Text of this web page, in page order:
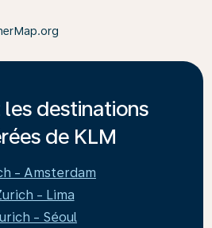
les destinations
de KLM
- Amsterdam
- Lima
- Séoul